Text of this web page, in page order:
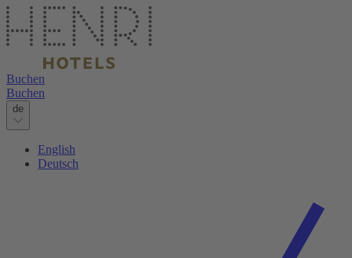
Buchen
Buchen
de
English
Deutsch